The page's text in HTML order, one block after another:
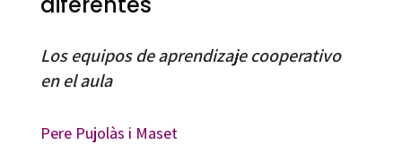
Los equipos de aprendizaje cooperativo
en el aula
Pere Pujolàs i Maset